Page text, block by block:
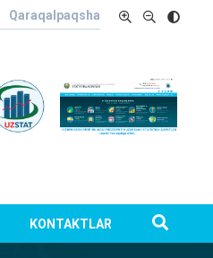
Qaraqalpaqsha
KONTAKTLAR